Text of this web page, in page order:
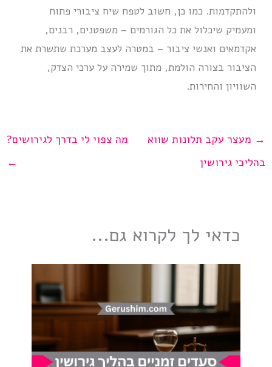
ולהתקדמות. כמו כן, חשוב לטפח שיח ציבורי פתוח
ומעמיק שיכלול את כל הגורמים – משפטנים, רבנים,
אקדמאים ואנשי ציבור – במטרה לעצב מערכת שתשרת את
הציבור בצורה הולמת, מתוך שמירה על ערכי הצדק,
השוויון והחירות.
מה צפוי לי בדרך לגירושים?
←
→ מעצר עקב תלונות שווא
בהליכי גירושין
כדאי לך לקרוא גם...